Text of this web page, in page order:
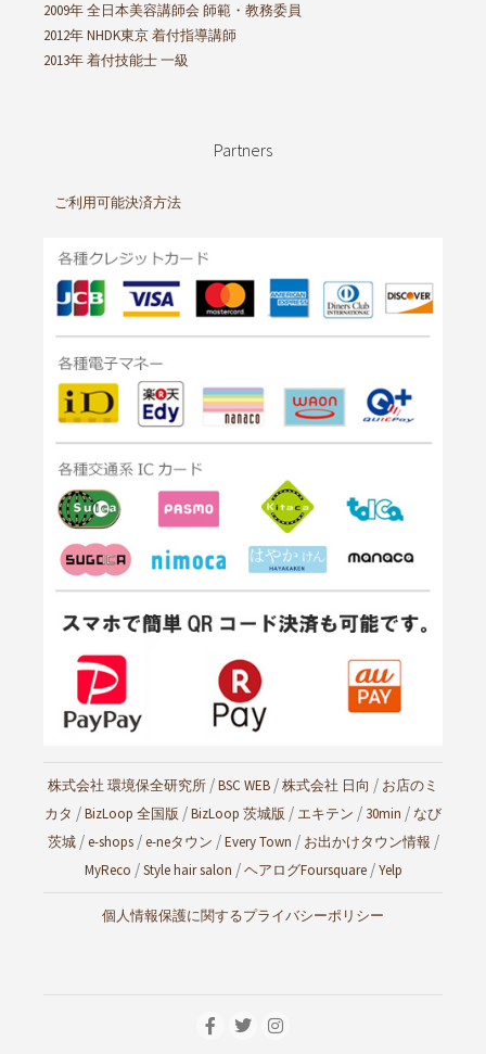
2009年 全日本美容講師会 師範・教務委員
2012年 NHDK東京 着付指導講師
2013年 着付技能士 一級
Partners
ご利用可能決済方法
株式会社 環境保全研究所 /BSC WEB /株式会社 日向 / お店のミ
カタ /BizLoop 全国版 /BizLoop 茨城版 / エキテン / 30min / なび
茨城/e-shops/e-neタウン /Every Town / お出かけタウン情報 /
MyReco /Style hair salon /ヘアログFoursquare/Yelp
個人情報保護に関するプライバシーポリシー